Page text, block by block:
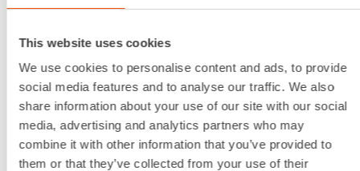
This website uses cookies
We use cookies to personalise content and ads, to provide
social media features and to analyse our traffic. We also
share information about your use of our site with our social
media, advertising and analytics partners who may
combine it with other information that you’ve provided to
them or that they’ve collected from your use of their
Paino
Ensimmäinen pv
Seuraavat pv ? 13,23 €/ pv
Kuukausi 208,37 €/ kk
Alv 0 %
VUOKRAA